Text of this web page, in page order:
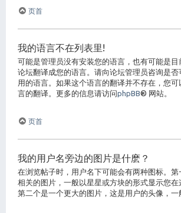
页首
我的语言不在列表里!
可能是管理员没有安装您的语言，也有可能是
论坛翻译成您的语言。请向论坛管理员咨询是否
用的语言。如果这个语言的翻译并不存在，您
言的翻译。更多的信息请访问phpBB® 网站。
页首
我的用户名旁边的图片是什麽？
在浏览帖子时，用户名下可能会有两种图标。第
相关的图片，一般以星星或方块的形式显示您在
第二个是一个更大的图片，这是用户的头像，一